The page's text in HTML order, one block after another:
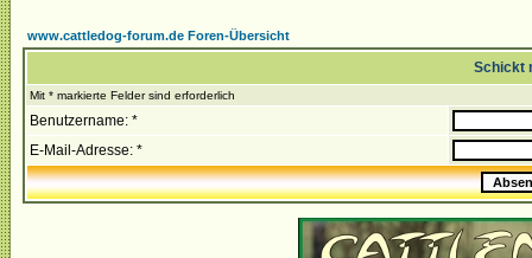
www.cattledog-forum.de Foren-Übersicht
Schickt
Mit * markierte Felder sind erforderlich
Benutzername: *
E-Mail-Adresse: *